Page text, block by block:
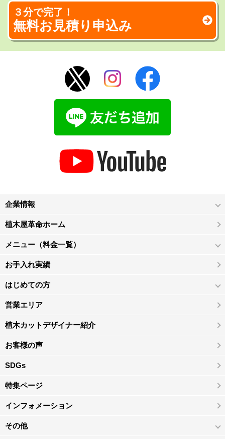
３分で完了！
無料お見積り申込み
企業情報
植木屋革命ホーム
メニュー（料金一覧）
お手入れ実績
はじめての方
営業エリア
植木カットデザイナー紹介
お客様の声
SDGs
特集ページ
インフォメーション
その他